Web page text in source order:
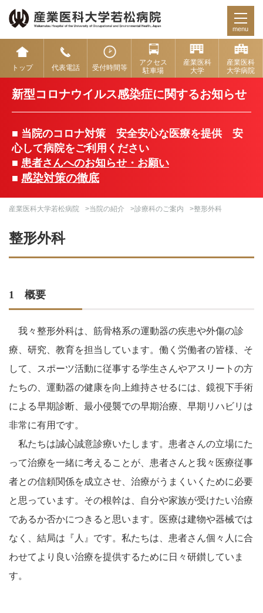
menu
新型コロナウイルス感染症に関するお知らせ
■ 当院のコロナ対策 安全安心な医療を提供 安
心して病院をご利用ください
■ 患者さんへのお知らせ・お願い
■ 感染対策の徹底
トップ 代表電話 受付時間等
アクセス
駐車場
産業医科
大学
産業医科
大学病院
産業医科大学若松病院 >当院の紹介 >診療科のご案内 >整形外科
整形外科
1 概要
我々整形外科は、筋骨格系の運動器の疾患や外傷の診
療、研究、教育を担当しています。働く労働者の皆様、そ
して、スポーツ活動に従事する学生さんやアスリートの方
たちの、運動器の健康を向上維持させるには、鏡視下手術
による早期診断、最小侵襲での早期治療、早期リハビリは
非常に有用です。
私たちは誠心誠意診療いたします。患者さんの立場にた
って治療を一緒に考えることが、患者さんと我々医療従事
者との信頼関係を成立させ、治療がうまくいくために必要
と思っています。その根幹は、自分や家族が受けたい治療
であるか否かにつきると思います。医療は建物や器械では
なく、結局は『人』です。私たちは、患者さん個々人に合
わせてより良い治療を提供するために日々研鑚していま
す。